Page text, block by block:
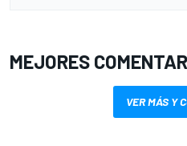
MEJORES
VER MÁS Y